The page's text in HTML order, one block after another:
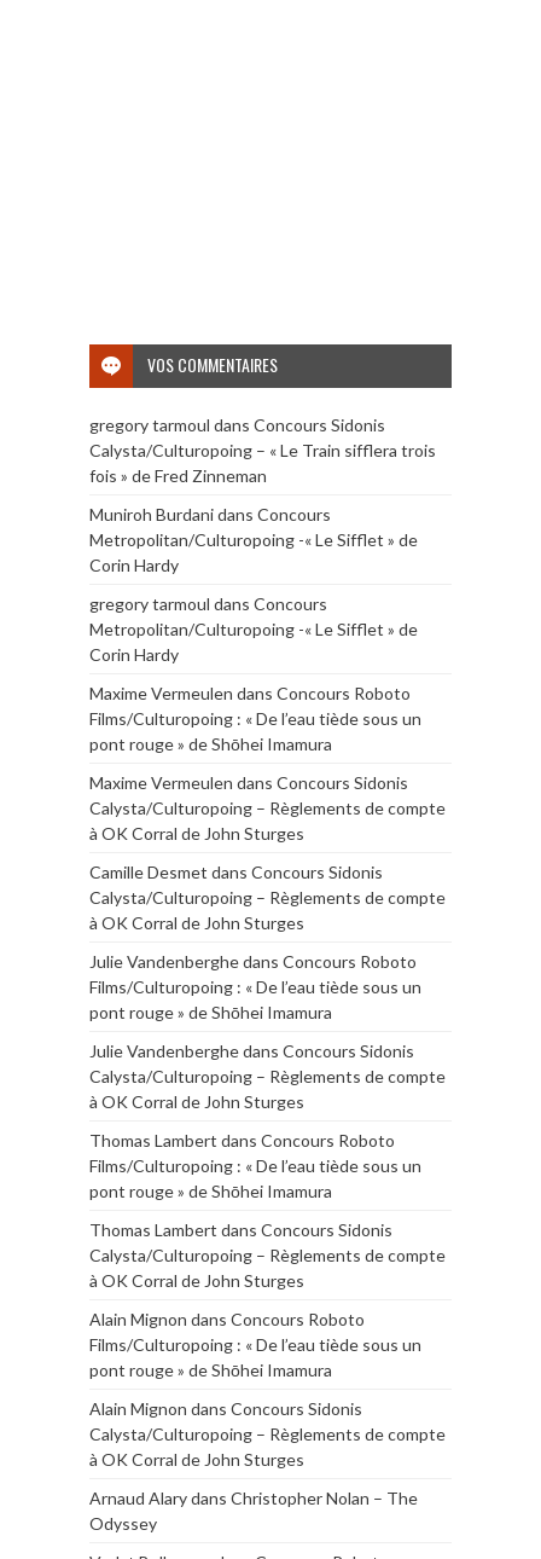
VOS COMMENTAIRES
gregory tarmoul dans Concours Sidonis
Calysta/Culturopoing – « Le Train sifflera trois
fois » de Fred Zinneman
Muniroh Burdanidans Concours
Metropolitan/Culturopoing -« Le Sifflet » de
Corin Hardy
gregory tarmoul dans Concours
Metropolitan/Culturopoing -« Le Sifflet » de
Corin Hardy
Maxime Vermeulen dans Concours Roboto
Films/Culturopoing : « De l’eau tiède sous un
pont rouge » de Shōhei Imamura
Maxime Vermeulen dans Concours Sidonis
Calysta/Culturopoing – Règlements de compte
à OK Corral de John Sturges
Camille Desmet dans Concours Sidonis
Calysta/Culturopoing – Règlements de compte
à OK Corral de John Sturges
Julie Vandenberghedans Concours Roboto
Films/Culturopoing : « De l’eau tiède sous un
pont rouge » de Shōhei Imamura
Julie Vandenberghedans Concours Sidonis
Calysta/Culturopoing – Règlements de compte
à OK Corral de John Sturges
Thomas Lambert dans Concours Roboto
Films/Culturopoing : « De l’eau tiède sous un
pont rouge » de Shōhei Imamura
Thomas Lambert dans Concours Sidonis
Calysta/Culturopoing – Règlements de compte
à OK Corral de John Sturges
Alain Mignon dans Concours Roboto
Films/Culturopoing : « De l’eau tiède sous un
pont rouge » de Shōhei Imamura
Alain Mignon dans Concours Sidonis
Calysta/Culturopoing – Règlements de compte
à OK Corral de John Sturges
Arnaud Alarydans Christopher Nolan – The
Odyssey